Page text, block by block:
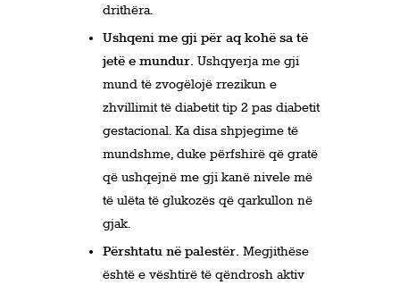
drithëra.
Ushqeni me gji për aq kohë sa të
jetë e mundur. Ushqyerja me gji
mund të zvogëlojë rrezikun e
zhvillimit të diabetit tip 2 pas diabetit
gestacional. Ka disa shpjegime të
mundshme, duke përfshirë që gratë
që ushqejnë me gji kanë nivele më
të ulëta të glukozës që qarkullon në
gjak.
Përshtatu në palestër. Megjithëse
është e vështirë të qëndrosh aktiv